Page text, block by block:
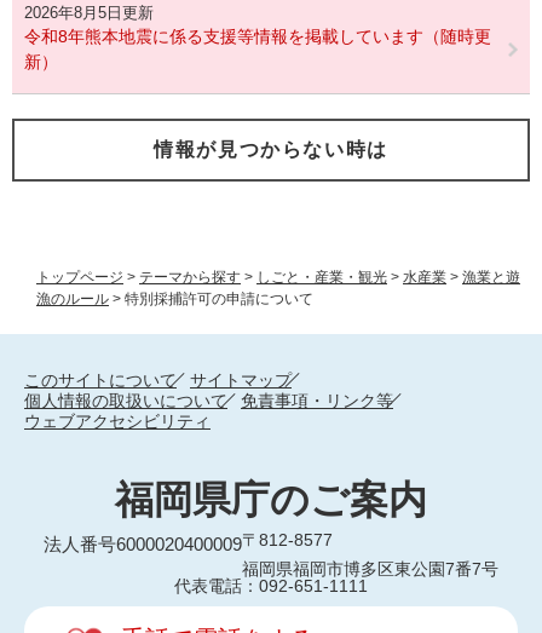
トップページ > テーマから探す > しごと・産業・観光 > 水産業 > 漁業と遊
漁のルール > 特別採捕許可の申請について
2026年8月5日更新
令和8年熊本地震に係る支援等情報を掲載しています（随時更
新）
情報が見つからない時は
このサイトについて
サイトマップ
個人情報の取扱いについて
免責事項・リンク等
ウェブアクセシビリティ
福岡県庁のご案内
法人番号6000020400009〒812-8577
福岡県福岡市博多区東公園7番7号
代表電話：092-651-1111